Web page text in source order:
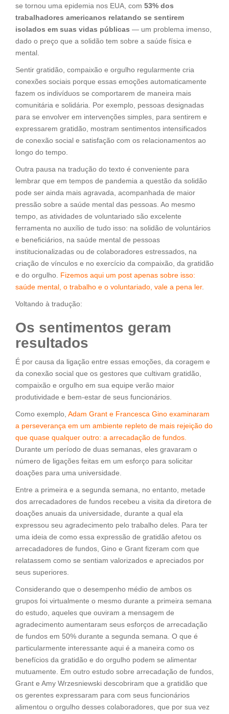
se tornou uma epidemia nos EUA, com 53% dos
trabalhadores americanos relatando se sentirem
isolados em suas vidas públicas — um problema imenso,
dado o preço que a solidão tem sobre a saúde física e
mental.
Sentir gratidão, compaixão e orgulho regularmente cria
conexões sociais porque essas emoções automaticamente
fazem os indivíduos se comportarem de maneira mais
comunitária e solidária. Por exemplo, pessoas designadas
para se envolver em intervenções simples, para sentirem e
expressarem gratidão, mostram sentimentos intensificados
de conexão social e satisfação com os relacionamentos ao
longo do tempo.
Outra pausa na tradução do texto é conveniente para
lembrar que em tempos de pandemia a questão da solidão
pode ser ainda mais agravada, acompanhada de maior
pressão sobre a saúde mental das pessoas. Ao mesmo
tempo, as atividades de voluntariado são excelente
ferramenta no auxílio de tudo isso: na solidão de voluntários
e beneficiários, na saúde mental de pessoas
institucionalizadas ou de colaboradores estressados, na
criação de vínculos e no exercício da compaixão, da gratidão
e do orgulho. Fizemos aqui um post apenas sobre isso:
saúde mental, o trabalho e o voluntariado, vale a pena ler.
Voltando à tradução:
Os sentimentos geram
resultados
É por causa da ligação entre essas emoções, da coragem e
da conexão social que os gestores que cultivam gratidão,
compaixão e orgulho em sua equipe verão maior
produtividade e bem-estar de seus funcionários.
Como exemplo, Adam Grant e Francesca Gino examinaram
a perseverança em um ambiente repleto de mais rejeição do
que quase qualquer outro: a arrecadação de fundos.
Durante um período de duas semanas, eles gravaram o
número de ligações feitas em um esforço para solicitar
doações para uma universidade.
Entre a primeira e a segunda semana, no entanto, metade
dos arrecadadores de fundos recebeu a visita da diretora de
doações anuais da universidade, durante a qual ela
expressou seu agradecimento pelo trabalho deles. Para ter
uma ideia de como essa expressão de gratidão afetou os
arrecadadores de fundos, Gino e Grant fizeram com que
relatassem como se sentiam valorizados e apreciados por
seus superiores.
Considerando que o desempenho médio de ambos os
grupos foi virtualmente o mesmo durante a primeira semana
do estudo, aqueles que ouviram a mensagem de
agradecimento aumentaram seus esforços de arrecadação
de fundos em 50% durante a segunda semana. O que é
particularmente interessante aqui é a maneira como os
benefícios da gratidão e do orgulho podem se alimentar
mutuamente. Em outro estudo sobre arrecadação de fundos,
Grant e Amy Wrzesniewski descobriram que a gratidão que
os gerentes expressaram para com seus funcionários
alimentou o orgulho desses colaboradores, que por sua vez